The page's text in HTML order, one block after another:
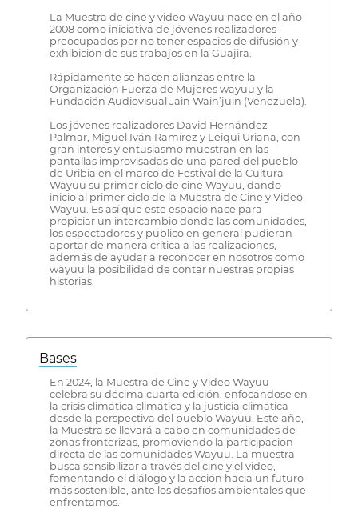
La Muestra de cine y video Wayuu nace en el año
2008 como iniciativa de jóvenes realizadores
preocupados por no tener espacios de difusión y
exhibición de sus trabajos en la Guajira.
Rápidamente se hacen alianzas entre la
Organización Fuerza de Mujeres wayuu y la
Fundación Audiovisual Jain Wain’juin (Venezuela).
Los jóvenes realizadores David Hernández
Palmar, Miguel Iván Ramírez y Leiqui Uriana, con
gran interés y entusiasmo muestran en las
pantallas improvisadas de una pared del pueblo
de Uribia en el marco de Festival de la Cultura
Wayuu su primer ciclo de cine Wayuu, dando
inicio al primer ciclo de la Muestra de Cine y Video
Wayuu. Es así que este espacio nace para
propiciar un intercambio donde las comunidades,
los espectadores y público en general pudieran
aportar de manera crítica a las realizaciones,
además de ayudar a reconocer en nosotros como
wayuu la posibilidad de contar nuestras propias
historias.
Bases
En 2024, la Muestra de Cine y Video Wayuu
celebra su décima cuarta edición, enfocándose en
la crisis climática climática y la justicia climática
desde la perspectiva del pueblo Wayuu. Este año,
la Muestra se llevará a cabo en comunidades de
zonas fronterizas, promoviendo la participación
directa de las comunidades Wayuu. La muestra
busca sensibilizar a través del cine y el video,
fomentando el diálogo y la acción hacia un futuro
más sostenible, ante los desafíos ambientales que
enfrentamos.